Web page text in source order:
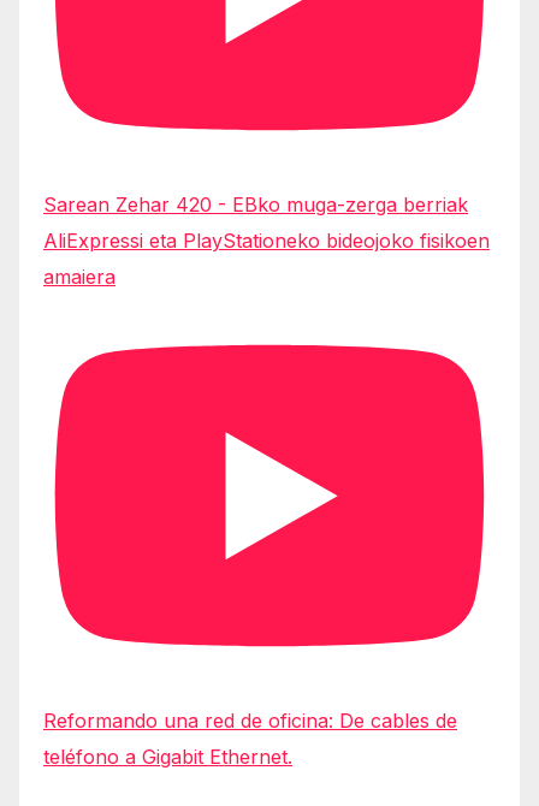
Sarean Zehar 420 - EBko muga-zerga berriak
AliExpressi eta PlayStationeko bideojoko fisikoen
amaiera
Reformando una red de oficina: De cables de
teléfono a Gigabit Ethernet.